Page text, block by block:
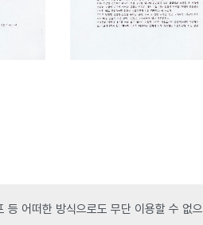
등 어떠한 방식으로도 무단 이용할 수 없으